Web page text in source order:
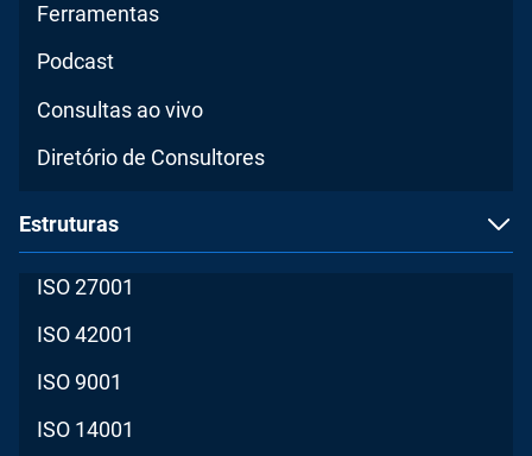
Ferramentas
Podcast
Consultas ao vivo
Diretório de Consultores
Estruturas
ISO 27001
ISO 42001
ISO 9001
ISO 14001